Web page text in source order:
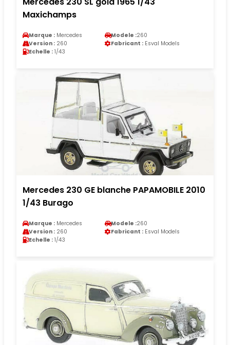
Maxichamps
Marque : Mercedes Modele :260
Version : 260 Fabricant : Esval Models
Echelle : 1/43
Mercedes 230 GE blanche PAPAMOBILE 2010
1/43 Burago
Marque : Mercedes Modele :260
Version : 260 Fabricant : Esval Models
Echelle : 1/43